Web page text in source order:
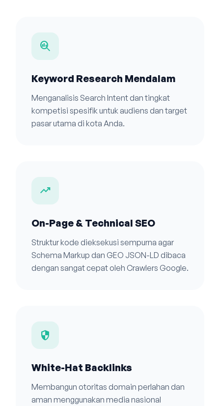
search_insights
Keyword Research Mendalam
Menganalisis Search Intent dan tingkat
kompetisi spesifik untuk audiens dan target
pasar utama di kota Anda.
trending_up
On-Page & Technical SEO
Struktur kode dieksekusi sempurna agar
Schema Markup dan GEO JSON-LD dibaca
dengan sangat cepat oleh Crawlers Google.
security
White-Hat Backlinks
Membangun otoritas domain perlahan dan
aman menggunakan media nasional